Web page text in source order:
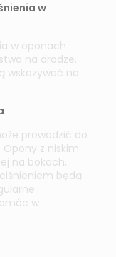
w
w oponach
na drodze.
wskazywać na
prowadzić do
z niskim
na bokach,
będą
w